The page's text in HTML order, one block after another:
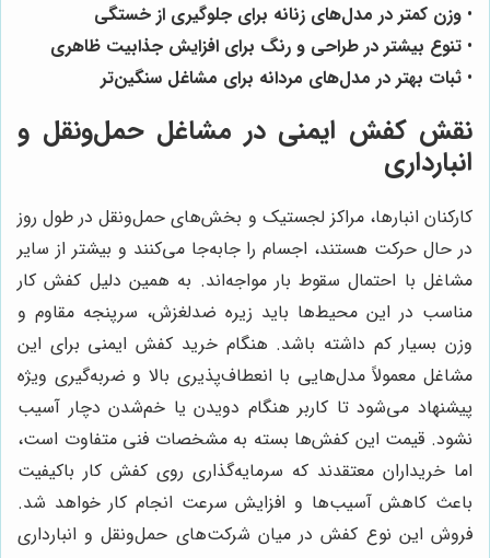
• وزن کمتر در مدل‌های زنانه برای جلوگیری از خستگی
• تنوع بیشتر در طراحی و رنگ برای افزایش جذابیت ظاهری
• ثبات بهتر در مدل‌های مردانه برای مشاغل سنگین‌تر
نقش کفش ایمنی در مشاغل حمل‌ونقل و
انبارداری
کارکنان انبارها، مراکز لجستیک و بخش‌های حمل‌ونقل در طول روز
در حال حرکت هستند، اجسام را جابه‌جا می‌کنند و بیشتر از سایر
مشاغل با احتمال سقوط بار مواجه‌اند. به همین دلیل کفش کار
مناسب در این محیط‌ها باید زیره ضدلغزش، سرپنجه مقاوم و
وزن بسیار کم داشته باشد. هنگام خرید کفش ایمنی برای این
مشاغل معمولاً مدل‌هایی با انعطاف‌پذیری بالا و ضربه‌گیری ویژه
پیشنهاد می‌شود تا کاربر هنگام دویدن یا خم‌شدن دچار آسیب
نشود. قیمت این کفش‌ها بسته به مشخصات فنی متفاوت است،
اما خریداران معتقدند که سرمایه‌گذاری روی کفش کار باکیفیت
باعث کاهش آسیب‌ها و افزایش سرعت انجام کار خواهد شد.
فروش این نوع کفش در میان شرکت‌های حمل‌ونقل و انبارداری